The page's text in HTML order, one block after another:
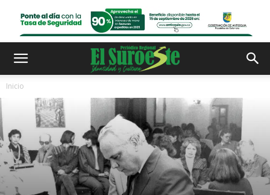
Inicio